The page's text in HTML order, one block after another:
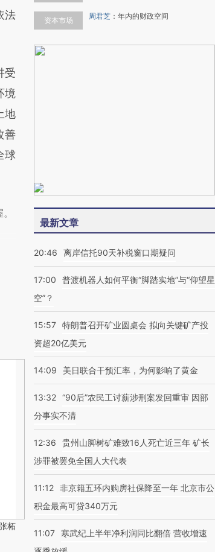
法
受
境
地
善
球
柘
资本市场 周君芝 ： 年内的财政空间
最新文章
20:46 离岸信托90天补税窗口期疑问
17:00
普渡机器人如何平衡“脚踏实地”与“仰望星
空”？
15:57 特朗普召开矿业圆桌会 拟向关键矿产投
资超20亿美元
14:09 美日联合干预汇率，为何影响了黄金
13:32 “90后”农民工讨薪涉刑案发回重审 因部
分事实不清
12:36
贵州山脚树矿难致16人死亡近三年 矿长
涉罪被罢免全国人大代表
11:12 非京籍五环内购房社保降至一年 北京市公
积金最高可贷340万元
11:07
寒武纪上半年净利润同比翻倍 营收增速